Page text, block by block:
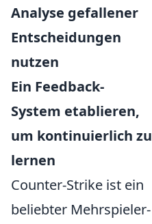
Analyse gefallener
Entscheidungen
nutzen
Ein Feedback-
System etablieren,
um kontinuierlich zu
lernen
Counter-Strike ist ein
beliebter Mehrspieler-